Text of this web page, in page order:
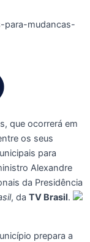
que ocorrerá em
os seus
para
Alexandre
da Presidência
, da TV Brasil.
prepara a